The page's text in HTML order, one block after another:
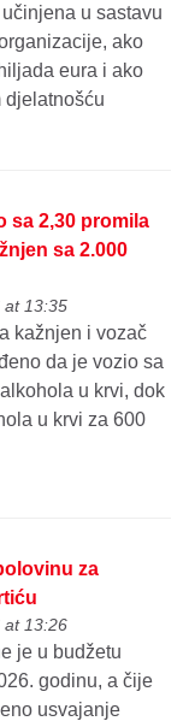
u sastavu
ako
eura i ako
djelatnošću
sa 2,30 promila
sa 2.000
at 13:35
kažnjen i vozač
da je vozio sa
u krvi, dok
u krvi za 600
za
at 13:26
je u budžetu
godinu, a čije
usvajanje